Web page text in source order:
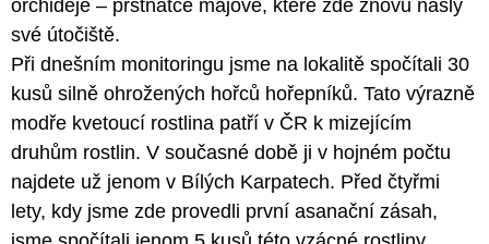
orchideje – prstnatce májové, které zde znovu našly
své útočiště.
Při dnešním monitoringu jsme na lokalitě spočítali 30
kusů silně ohrožených hořců hořepníků. Tato výrazně
modře kvetoucí rostlina patří v ČR k mizejícím
druhům rostlin. V současné době ji v hojném počtu
najdete už jenom v Bílých Karpatech. Před čtyřmi
lety, kdy jsme zde provedli první asanační zásah,